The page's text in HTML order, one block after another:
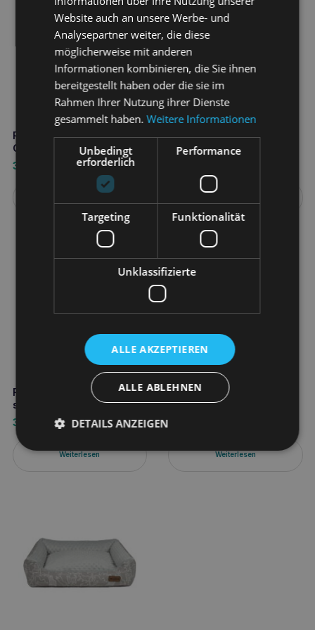
Recobed Sofa azovian
Größe s grau
38,70
Recobed Sofa Karibik
Größe s schwarz
Recobed Sofa Kreta Größe
s schwarz/grau
38,70
Weiterlesen
Recobed Sofa Kreta Größe
s mint/grau
Weiterlesen
Website auch an unsere Werbe- und
Analysepartner weiter, die diese
möglicherweise mit anderen
Informationen kombinieren, die Sie ihnen
bereitgestellt haben oder die sie im
Rahmen Ihrer Nutzung ihrer Dienste
gesammelt haben.Weitere Informationen
Unbedingt
erforderlich
Performance
Targeting Funktionalität
Unklassifizierte
ALLE AKZEPTIEREN
ALLE ABLEHNEN
DETAILS ANZEIGEN